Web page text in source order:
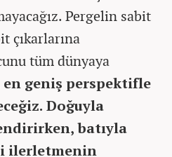
Pergelin sabit
çıkarlarına
tüm dünyaya
geniş perspektifle
Doğuyla
batıyla
ilerletmenin